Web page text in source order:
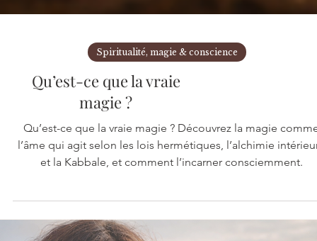
Spiritualité, magie & conscience
Qu’est-ce que la vraie
magie ?
Qu’est-ce que la vraie magie ? Découvrez la magie